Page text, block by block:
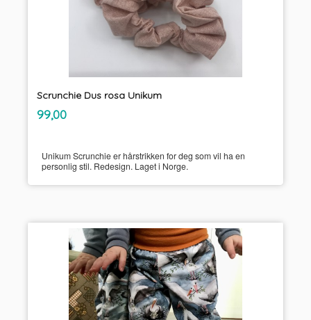
Scrunchie Dus rosa Unikum
Pris
99,00mva.
Unikum Scrunchie er hårstrikken for deg som vil ha en
personlig stil. Redesign. Laget i Norge.